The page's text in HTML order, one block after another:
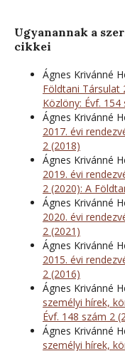
Ugyanannak a
cikkei
Ágnes Krivánné
Földtani Társulat
Közlöny: Évf.
Ágnes Krivánné
2017. évi
2 (2018)
Ágnes Krivánné
2019. évi
2 (2020): A
Ágnes Krivánné
2020. évi
2 (2021)
Ágnes Krivánné
2015. évi
2 (2016)
Ágnes Krivánné
személyi hírek,
Évf. 148 szám 2
Ágnes Krivánné
személyi hírek,